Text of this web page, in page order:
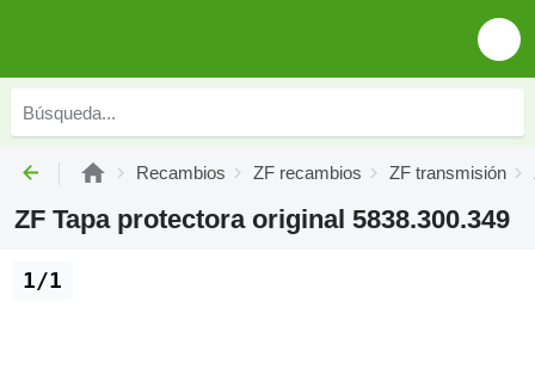
Recambios ZF recambios ZF transmisión
ZF Tapa protectora original 5838.300.349
1/1